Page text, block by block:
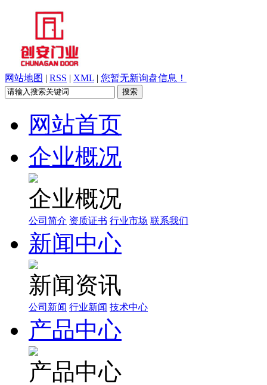
网站地图 | RSS | XML | 您暂无新询盘信息！
网站首页
企业概况
企业概况
公司简介 资质证书 行业市场 联系我们
新闻中心
新闻资讯
公司新闻 行业新闻 技术中心
产品中心
产品中心